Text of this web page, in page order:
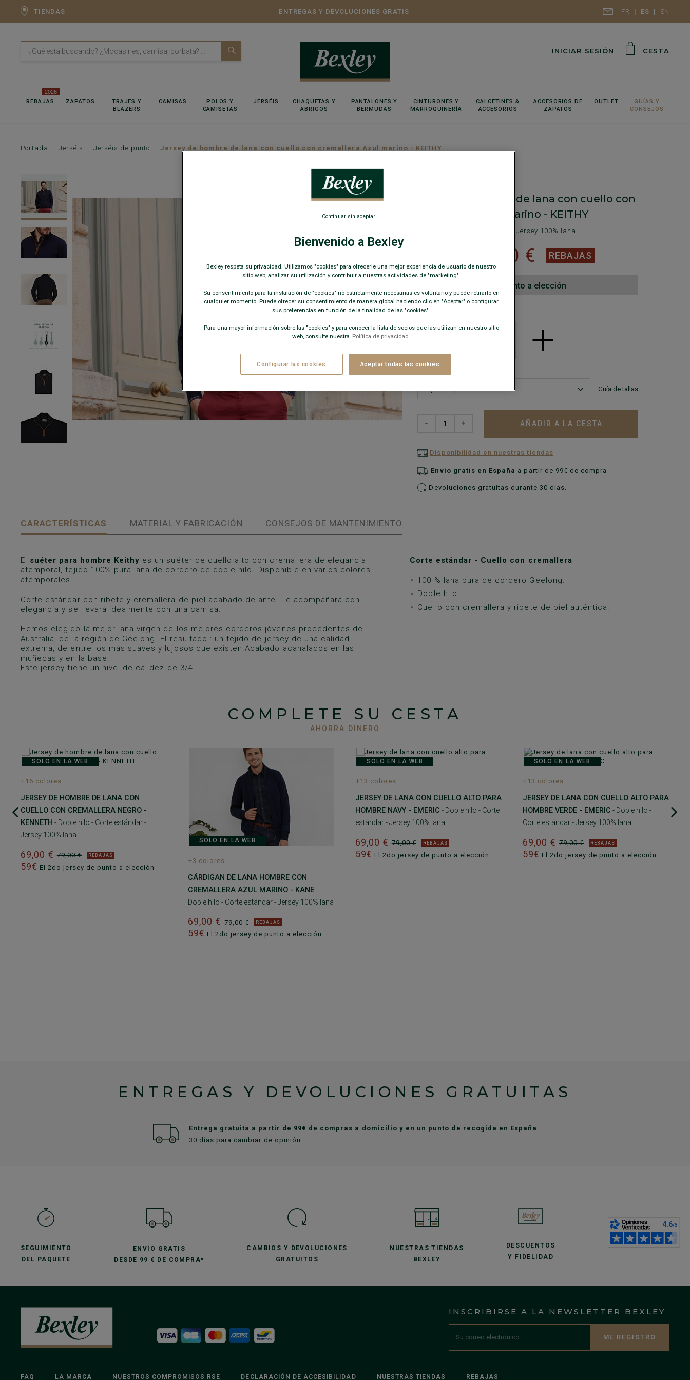
FR ES EN
TIENDAS ENTREGAS Y DEVOLUCIONES GRATIS
INICIAR SESIÓN CESTA
REBAJAS
2026
ZAPATOS
TRAJES Y
BLAZERS
CAMISAS
POLOS Y
CAMISETAS
JERSÉIS
CHAQUETAS Y
ABRIGOS
PANTALONES Y
BERMUDAS
CINTURONES Y
MARROQUINERÍA
CALCETINES &
ACCESORIOS
ACCESORIOS DE
ZAPATOS
OUTLET
GUÍAS Y
CONSEJOS
Portada Jerséis Jerséis de punto Jersey de hombre de lana con cuello con cremallera Azul marino - KEITHY
Jersey de hombre de lana con cuello con
cremallera Azul marino - KEITHY
Doble hilo - Corte estándar - Jersey 100% lana
69,00 € REBAJAS
El 2do jersey de punto a elección
COLORES DISPONIBLES
+
Guía de tallas
− + AÑADIR A LA CESTA
Disponibilidad en nuestras tiendas
Envío gratis en España a partir de 99€ de compra
Devoluciones gratuitas durante 30 días.
CARACTERÍSTICAS MATERIAL Y FABRICACIÓN CONSEJOS DE MANTENIMIENTO
El suéter para hombre Keithy es un suéter de cuello alto con cremallera de elegancia
atemporal, tejido 100% pura lana de cordero de doble hilo. Disponible en varios colores
atemporales.
Corte estándar con ribete y cremallera de piel acabado de ante. Le acompañará con
elegancia y se llevará idealmente con una camisa.
Hemos elegido la mejor lana virgen de los mejores corderos jóvenes procedentes de
Australia, de la región de Geelong. El resultado : un tejido de jersey de una calidad
extrema, de entre los más suaves y lujosos que existen.Acabado acanalados en las
muñecas y en la base.
Este jersey tiene un nivel de calidez de 3/4.
Corte estándar - Cuello con cremallera
100 % lana pura de cordero Geelong.
Doble hilo.
Cuello con cremallera y ribete de piel auténtica.
COMPLETE SU CESTA
AHORRA DINERO
SOLO EN LA WEB
+16 colores
JERSEY DE HOMBRE DE LANA CON
CUELLO CON CREMALLERA NEGRO -
KENNETH - Doble hilo - Corte estándar -
Jersey 100% lana
79,00 €
69,00 € REBAJAS
59€ El 2do jersey de punto a elección
SOLO EN LA WEB
+3 colores
CÁRDIGAN DE LANA HOMBRE CON
CREMALLERA AZUL MARINO - KANE-
Doble hilo - Corte estándar - Jersey 100% lana
79,00 €
69,00 € REBAJAS
59€ El 2do jersey de punto a elección
SOLO EN LA WEB
+13 colores
JERSEY DE LANA CON CUELLO ALTO PARA
HOMBRE NAVY - EMERIC - Doble hilo - Corte
estándar - Jersey 100% lana
79,00 €
69,00 € REBAJAS
59€ El 2do jersey de punto a elección
SOLO EN LA WEB
+13 colores
JERSEY DE LANA CON CUELLO ALTO PARA
HOMBRE VERDE - EMERIC - Doble hilo -
Corte estándar - Jersey 100% lana
79,00 €
69,00 € REBAJAS
59€ El 2do jersey de punto a elección
ENTREGAS Y DEVOLUCIONES GRATUITAS
Entrega gratuita a partir de 99€ de compras a domicilio y en un punto de recogida en España
30 días para cambiar de opinión
SEGUIMIENTO
DEL PAQUETE
ENVÍO GRATIS
DESDE 99 € DE COMPRA*
CAMBIOS Y DEVOLUCIONES
GRATUITOS
NUESTRAS TIENDAS
BEXLEY
DESCUENTOS
Y FIDELIDAD
INSCRIBIRSE A LA NEWSLETTER BEXLEY
ME REGISTRO
FAQ LA MARCA NUESTROS COMPROMISOS RSE DECLARACIÓN DE ACCESIBILIDAD NUESTRAS TIENDAS REBAJAS
Bienvenido a Bexley
Bexley respeta su privacidad. Utilizamos "cookies" para ofrecerle una mejor experiencia de usuario de nuestro
sitio web, analizar su utilización y contribuir a nuestras actividades de "marketing".
Su consentimiento para la instalación de "cookies" no estrictamente necesarias es voluntario y puede retirarlo en
cualquier momento. Puede ofrecer su consentimiento de manera global haciendo clic en "Aceptar" o configurar
sus preferencias en función de la finalidad de las "cookies".
Para una mayor información sobre las "cookies" y para conocer la lista de socios que las utilizan en nuestro sitio
web, consulte nuestra Política de privacidad.
Configurar las cookies Aceptar todas las cookies
Continuar sin aceptar